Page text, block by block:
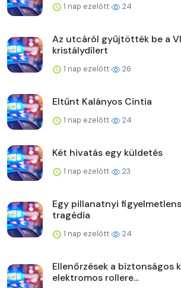
1 nap ezelőtt 24
Az utcáról gyűjtötték be a
kristálydílert
1 nap ezelőtt 26
Eltűnt Kalányos Cintia
1 nap ezelőtt 24
Két hivatás egy küldetés
1 nap ezelőtt 23
Egy pillanatnyi
tragédia
1 nap ezelőtt 24
Ellenőrzések a biztonságos
elektromos rollere...